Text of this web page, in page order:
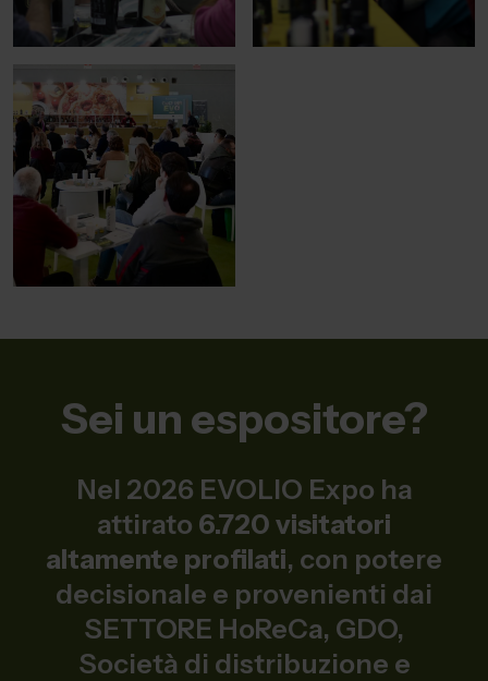
Sei un espositore?
Nel 2026 EVOLIO Expo ha
attirato 6.720 visitatori
altamente profilati, con potere
decisionale e provenienti dai
SETTORE HoReCa, GDO,
Società di distribuzione e